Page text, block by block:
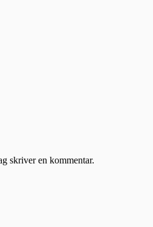
skriver en kommentar.